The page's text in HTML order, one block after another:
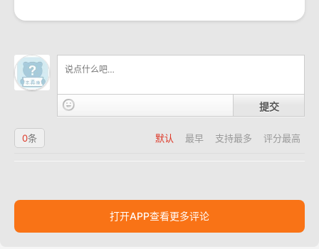
提交
默认 最早 支持最多 评分最高
0条
打开APP查看更多评论